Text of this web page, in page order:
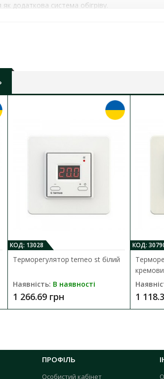
додаткова система обігріву.
при 230 В
XLPE 0,5 мм
КОД: 13028
Терморегулятор terneo st білий
Наявність: В наявності
1 266.69 грн
КОД:
1
ПРОФІЛЬ
Особистий кабінет